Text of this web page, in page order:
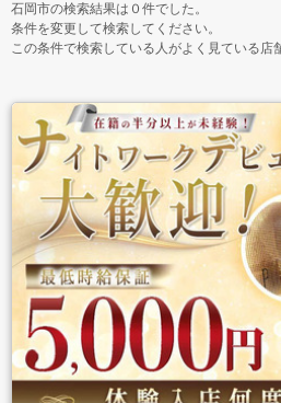
石岡市の検索結果は０件でした。
条件を変更して検索してください。
この条件で検索している人がよく見ている店